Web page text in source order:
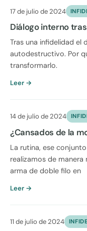
17 de julio de 2024
Diálogo interno
Tras una infidelidad el
autodestructivo. Por
transformarlo.
Leer →
14 de julio de 2024
¿Cansados de la
La rutina, ese
realizamos de
arma de doble filo en
Leer →
11 de julio de 2024